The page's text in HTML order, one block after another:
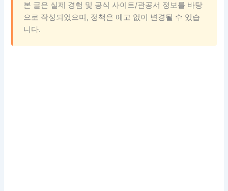
본 글은 실제 경험 및 공식 사이트/관공서 정보를 바탕
으로 작성되었으며, 정책은 예고 없이 변경될 수 있습
니다.